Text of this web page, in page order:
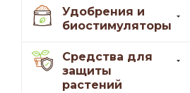
Удобрения и
биостимуляторы
Средства для
защиты
растений